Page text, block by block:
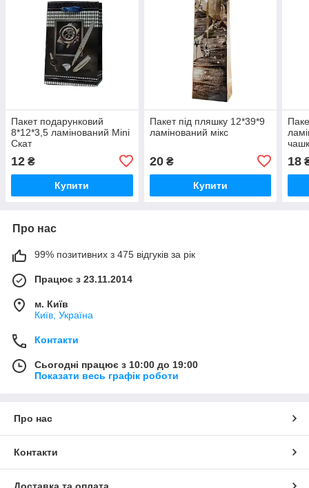
Пакет подарунковий
8*12*3,5 ламінований Mini
Скат
12 ₴
Купити
Пакет під пляшку 12*39*9
ламінований мікс
20₴
Купити
18
Про нас
99% позитивних з 475 відгуків за рік
Працює з 23.11.2014
м. Київ
Київ, Україна
Контакти
Сьогодні працює з 10:00 до 19:00
Показати весь графік роботи
Про нас
Контакти